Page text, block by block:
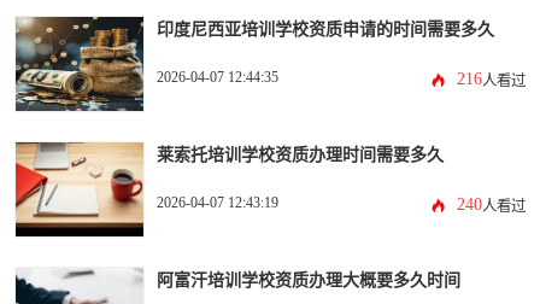
印度尼西亚培训学校资质申请的时间需要多久
2026-04-07 12:44:35 216人看过
莱索托培训学校资质办理时间需要多久
2026-04-07 12:43:19 240人看过
阿富汗培训学校资质办理大概要多久时间